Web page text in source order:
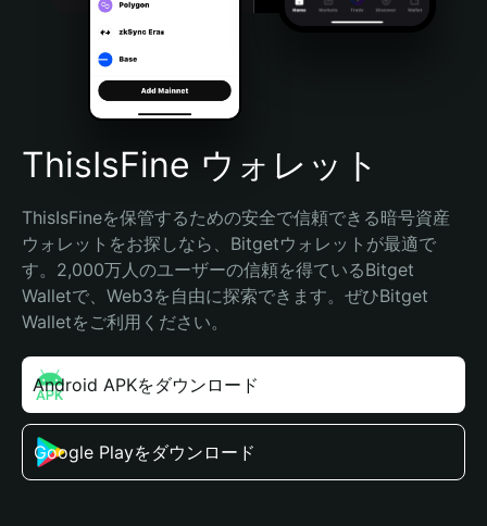
Português (Brasil)
Español (Argentina)
ThisIsFine ウォレット
ThisIsFineを保管するための安全で信頼できる暗号資産
ウォレットをお探しなら、Bitgetウォレットが最適で
す。2,000万人のユーザーの信頼を得ているBitget
Walletで、Web3を自由に探索できます。ぜひBitget
Walletをご利用ください。
Android APKをダウンロード
Google Playをダウンロード